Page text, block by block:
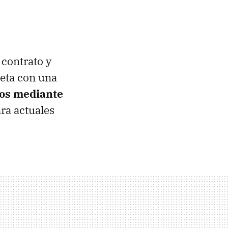
y
con una
mediante
actuales